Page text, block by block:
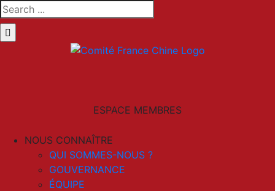
Skip
to
content
Search
for:
ESPACE MEMBRES
NOUS CONNAÎTRE
QUI SOMMES-NOUS ?
GOUVERNANCE
ÉQUIPE